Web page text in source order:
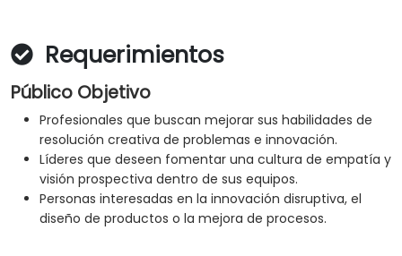
Requerimientos
Público Objetivo
Profesionales que buscan mejorar sus habilidades de
resolución creativa de problemas e innovación.
Líderes que deseen fomentar una cultura de empatía y
visión prospectiva dentro de sus equipos.
Personas interesadas en la innovación disruptiva, el
diseño de productos o la mejora de procesos.